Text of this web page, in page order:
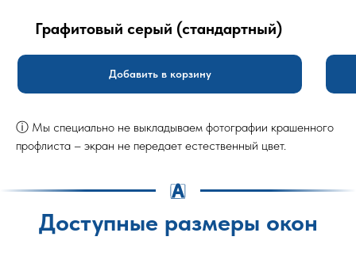
Графитовый серый (стандартный)
Добавить в корзину
ⓘ Мы специально не выкладываем фотографии крашенного
профлиста – экран не передает естественный цвет.
Доступные размеры окон